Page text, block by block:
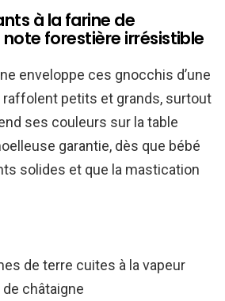
à la farine de
forestière irrésistible
enveloppe ces gnocchis d’une
raffolent petits et grands, surtout
ses couleurs sur la table
garantie, dès que bébé
solides et que la mastication
de terre cuites à la vapeur
châtaigne